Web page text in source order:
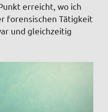
erreicht, wo ich
forensischen Tätigkeit
und gleichzeitig